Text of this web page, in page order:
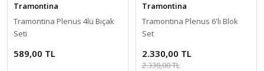
Tramontina
Tramontina Plenus 4lü Bıçak
Seti
589,00 TL
Tramontina
Tramontina Plenus 6'lı Blok
Set
2.330,00 TL
2.330,00 TL